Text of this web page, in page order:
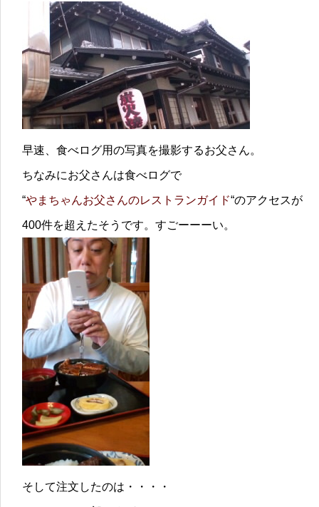
早速、食べログ用の写真を撮影するお父さん。
ちなみにお父さんは食べログで
“やまちゃんお父さんのレストランガイド“のアクセスが
400件を超えたそうです。すごーーーい。
そして注文したのは・・・・